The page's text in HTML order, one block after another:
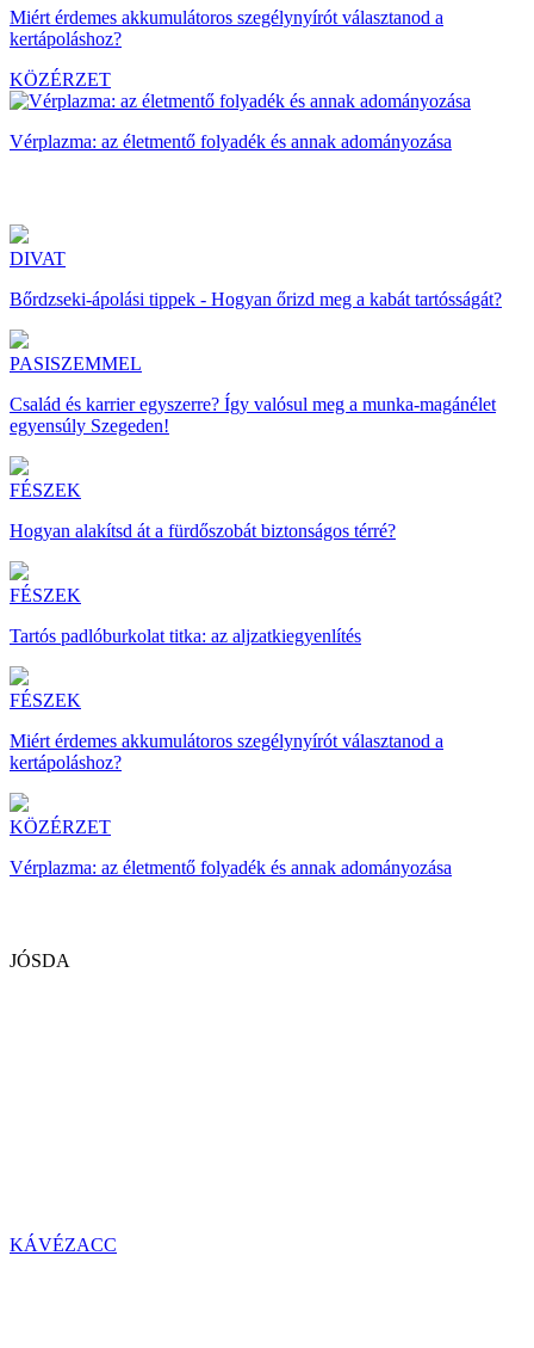
Miért érdemes akkumulátoros szegélynyírót választanod a
kertápoláshoz?
KÖZÉRZET
Vérplazma: az életmentő folyadék és annak adományozása
DIVAT
Bőrdzseki-ápolási tippek - Hogyan őrizd meg a kabát tartósságát?
PASISZEMMEL
Család és karrier egyszerre? Így valósul meg a munka-magánélet
egyensúly Szegeden!
FÉSZEK
Hogyan alakítsd át a fürdőszobát biztonságos térré?
FÉSZEK
Tartós padlóburkolat titka: az aljzatkiegyenlítés
FÉSZEK
Miért érdemes akkumulátoros szegélynyírót választanod a
kertápoláshoz?
KÖZÉRZET
Vérplazma: az életmentő folyadék és annak adományozása
JÓSDA
KÁVÉZACC